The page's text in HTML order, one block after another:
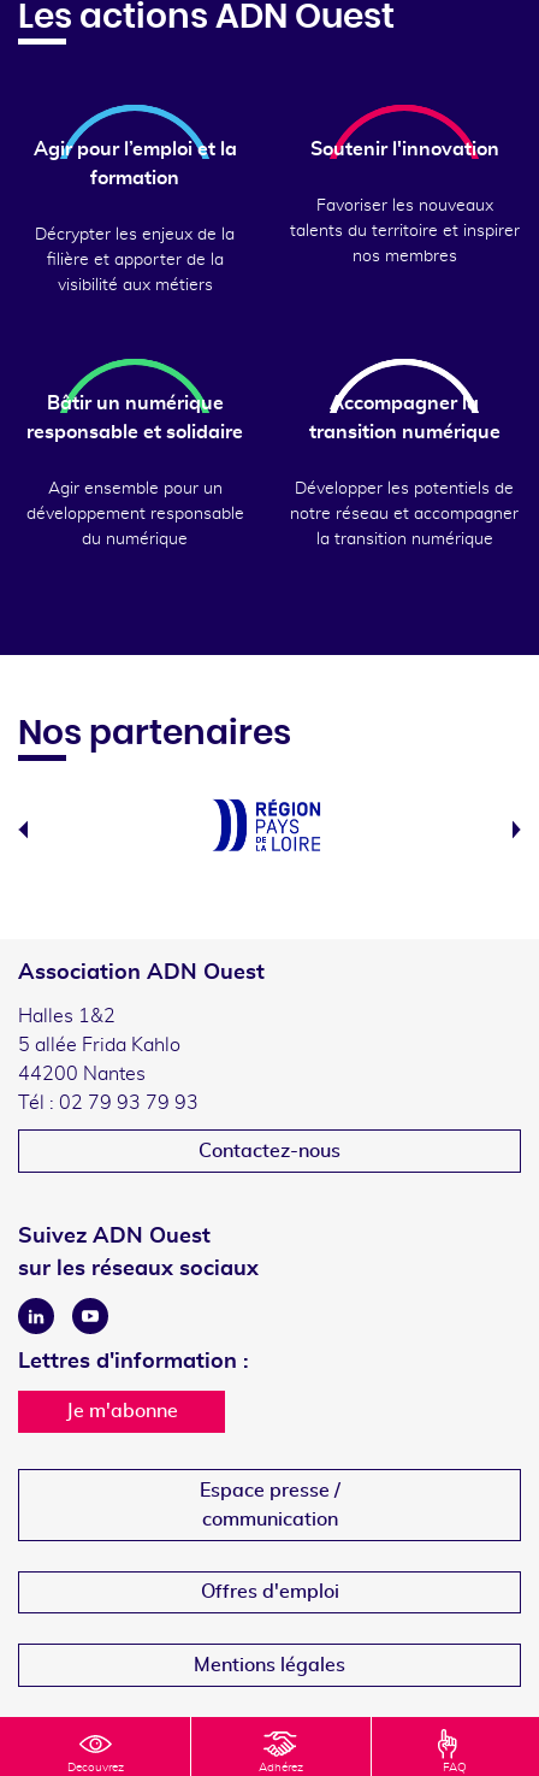
Decouvrez Adhérez FAQ
Les actions ADN Ouest
Agir pour l’emploi et la
formation
Décrypter les enjeux de la
filière et apporter de la
visibilité aux métiers
Soutenir l'innovation
Favoriser les nouveaux
talents du territoire et inspirer
nos membres
Bâtir un numérique
responsable et solidaire
Agir ensemble pour un
développement responsable
du numérique
Accompagner la
transition numérique
Développer les potentiels de
notre réseau et accompagner
la transition numérique
Nos partenaires
Association ADN Ouest
Halles 1&2
5 allée Frida Kahlo
44200 Nantes
Tél : 02 79 93 79 93
Contactez-nous
Suivez ADN Ouest
sur les réseaux sociaux
LinkedinYoutube
Lettres d'information :
Je m'abonne
Espace presse /
communication
Offres d'emploi
Mentions légales